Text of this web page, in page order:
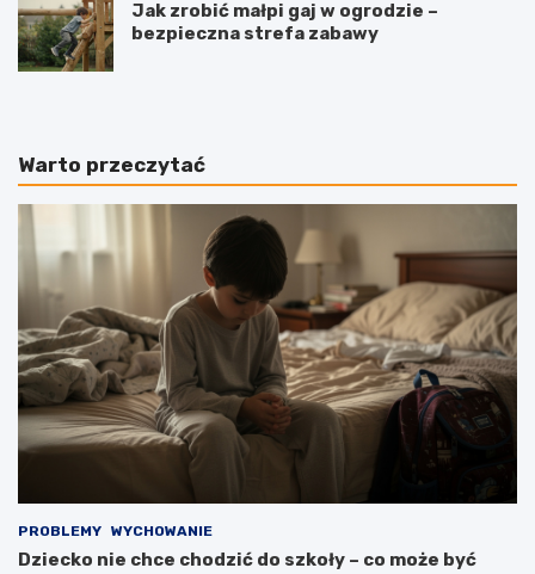
Jak zrobić małpi gaj w ogrodzie –
bezpieczna strefa zabawy
Warto przeczytać
PROBLEMY WYCHOWANIE
Dziecko nie chce chodzić do szkoły – co może być